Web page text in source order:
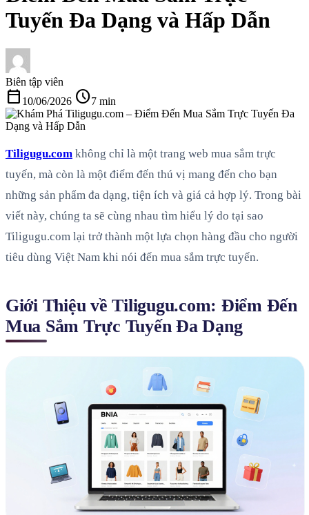
Tuyến Đa Dạng và Hấp Dẫn
Biên tập viên
calendar_today 10/06/2026 schedule7 min
Tiligugu.com không chỉ là một trang web mua sắm trực
tuyến, mà còn là một điểm đến thú vị mang đến cho bạn
những sản phẩm đa dạng, tiện ích và giá cả hợp lý. Trong bài
viết này, chúng ta sẽ cùng nhau tìm hiểu lý do tại sao
Tiligugu.com lại trở thành một lựa chọn hàng đầu cho người
tiêu dùng Việt Nam khi nói đến mua sắm trực tuyến.
Giới Thiệu về Tiligugu.com: Điểm Đến
Mua Sắm Trực Tuyến Đa Dạng